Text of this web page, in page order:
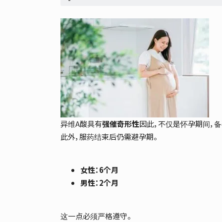
异维A酸具有强催奇形性因此，不仅是怀孕期间，
此外，服药结束后仍需避孕期。
女性：6个月
男性：2个月
这一点必须严格遵守。